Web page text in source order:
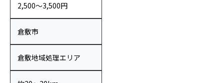
2,500〜3,500円
倉敷市
倉敷地域処理エリア